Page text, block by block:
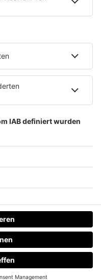
MENÜ
Schöneberger und